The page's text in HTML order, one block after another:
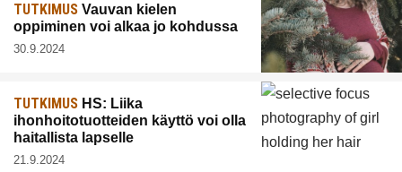
TUTKIMUS Vauvan kielen
oppiminen voi alkaa jo kohdussa
30.9.2024
TUTKIMUS HS: Liika
ihonhoitotuotteiden käyttö voi olla
haitallista lapselle
21.9.2024